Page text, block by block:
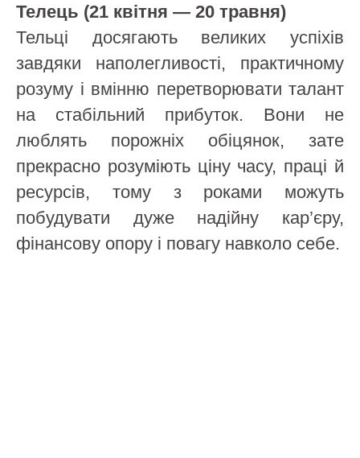
Телець (21 квітня — 20 травня)
Тельці досягають великих успіхів
завдяки наполегливості, практичному
розуму і вмінню перетворювати талант
на стабільний прибуток. Вони не
люблять порожніх обіцянок, зате
прекрасно розуміють ціну часу, праці й
ресурсів, тому з роками можуть
побудувати дуже надійну кар’єру,
фінансову опору і повагу навколо себе.